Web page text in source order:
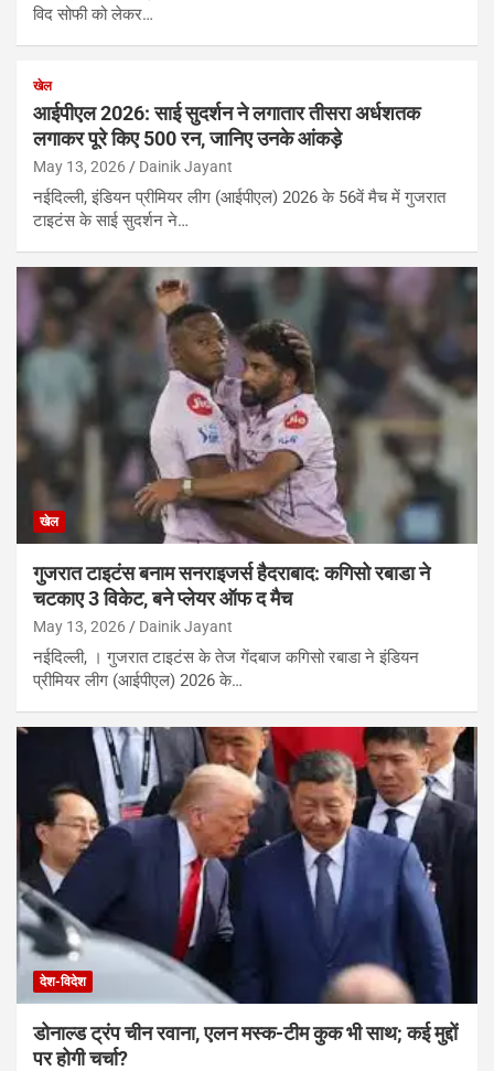
विद सोफी को लेकर…
खेल
आईपीएल 2026: साई सुदर्शन ने लगातार तीसरा अर्धशतक
लगाकर पूरे किए 500 रन, जानिए उनके आंकड़े
May 13, 2026 Dainik Jayant
नईदिल्ली, इंडियन प्रीमियर लीग (आईपीएल) 2026 के 56वें मैच में गुजरात
टाइटंस के साई सुदर्शन ने…
खेल
गुजरात टाइटंस बनाम सनराइजर्स हैदराबाद: कगिसो रबाडा ने
चटकाए 3 विकेट, बने प्लेयर ऑफ द मैच
May 13, 2026 Dainik Jayant
नईदिल्ली, । गुजरात टाइटंस के तेज गेंदबाज कगिसो रबाडा ने इंडियन
प्रीमियर लीग (आईपीएल) 2026 के…
देश-विदेश
डोनाल्ड ट्रंप चीन रवाना, एलन मस्क-टीम कुक भी साथ; कई मुद्दों
पर होगी चर्चा?